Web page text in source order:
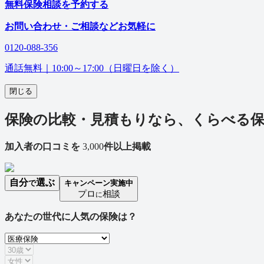
無料保険相談を予約する
お問い合わせ・ご相談などお気軽に
0120-088-356
通話無料｜ 10:00～17:00（日曜日を除く）
閉じる
保険の比較・見積もりなら、くらべる
加入者の口コミを 3,000件以上掲載
自分で選ぶ キャンペーン実施中
プロ に相談
あなたの世代に人気の保険は？